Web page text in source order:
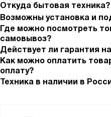
Откуда бытовая
Возможны установка и
Где можно посмотреть
самовывоз?
Действует ли гарантия
Как можно оплатить
оплату?
Техника в наличии в